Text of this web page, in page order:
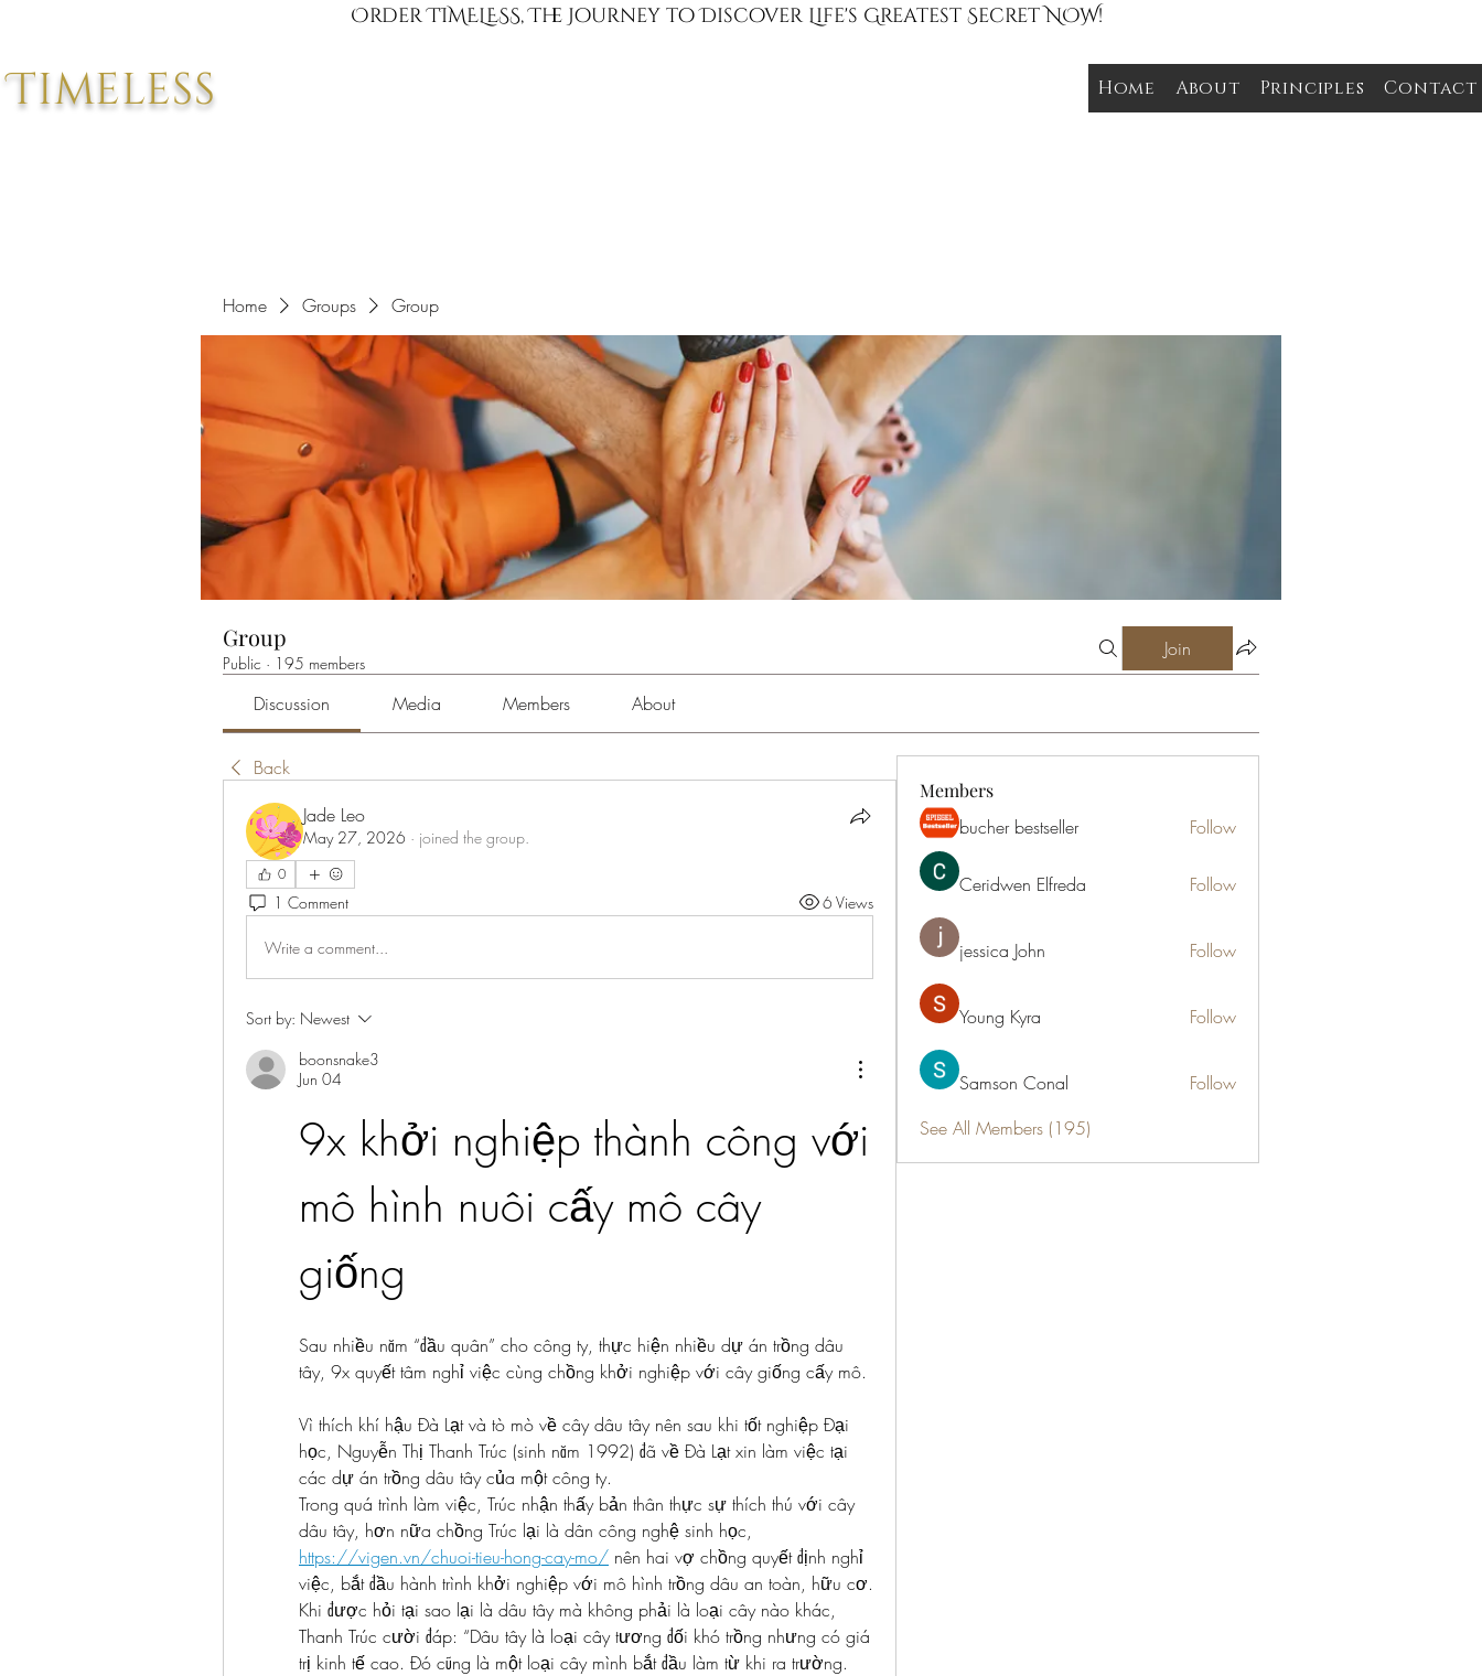
Order TIMELESS, The Journey to Discover Life's Greatest Secret NOW!
Timeless Home About Principles Contact
Home Groups Group
Group
Public · 195 members
Join
Discussion Media Members About
Back
Jade Leo
May 27, 2026 · joined the group.
0
1 Comment 6 Views
Write a comment...
Sort by: Newest
boonsnake3
Jun 04
9x khởi nghiệp thành công với
mô hình nuôi cấy mô cây
giống
Sau nhiều năm “đầu quân” cho công ty, thực hiện nhiều dự án trồng dâu
tây, 9x quyết tâm nghỉ việc cùng chồng khởi nghiệp với cây giống cấy mô.
Vì thích khí hậu Đà Lạt và tò mò về cây dâu tây nên sau khi tốt nghiệp Đại
học, Nguyễn Thị Thanh Trúc (sinh năm 1992) đã về Đà Lạt xin làm việc tại
các dự án trồng dâu tây của một công ty.
Trong quá trình làm việc, Trúc nhận thấy bản thân thực sự thích thú với cây
https://vigen.vn/chuoi-tieu-hong-cay-mo/ nên hai vợ chồng quyết định nghỉ
việc, bắt đầu hành trình khởi nghiệp với mô hình trồng dâu an toàn, hữu cơ.
Khi được hỏi tại sao lại là dâu tây mà không phải là loại cây nào khác,
Thanh Trúc cười đáp: “Dâu tây là loại cây tương đối khó trồng nhưng có giá
trị kinh tế cao. Đó cũng là một loại cây mình bắt đầu làm từ khi ra trường.
Members
bucher bestseller Follow
Ceridwen Elfreda Follow
jessica John Follow
Young Kyra Follow
Samson Conal
Follow
See All Members (195)